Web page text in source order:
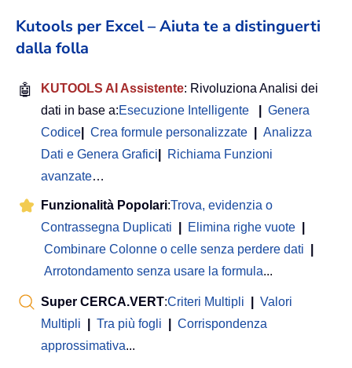
Kutools per Excel – Aiuta te a distinguerti
dalla folla
🤖 KUTOOLS AI Assistente: Rivoluziona Analisi dei
dati in base a:Esecuzione Intelligente
Genera
Codice
Crea formule personalizzate
Analizza
Dati e Genera Grafici
Richiama Funzioni
avanzate…
Funzionalità Popolari:Trova, evidenzia o
Contrassegna Duplicati
Elimina righe vuote
Combinare Colonne o celle senza perdere dati
Arrotondamento senza usare la formula...
Super CERCA.VERT:Criteri Multipli
Valori
Multipli
Tra più fogli
Corrispondenza
approssimativa...